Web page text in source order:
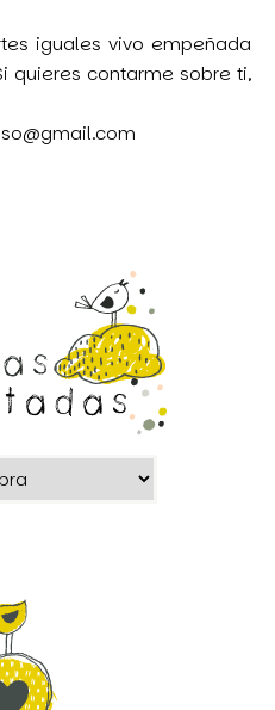
iguales vivo empeñada
quieres contarme sobre ti,